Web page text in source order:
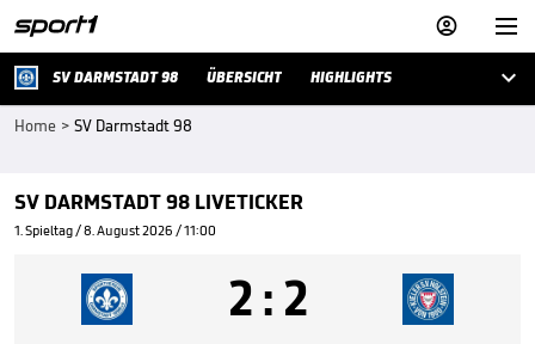


SV DARMSTADT 98 ÜBERSICHT HIGHLIGHTS 
Home > SV Darmstadt 98
SV DARMSTADT 98 LIVETICKER
1. Spieltag / 8. August 2026 / 11:00
2:2